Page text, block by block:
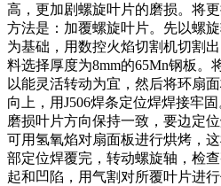
高，更加剧螺旋叶片的磨损。将
方法是：加覆螺旋叶片。先以螺
为基础，用数控火焰切割机切割
料选择厚度为8mm的65Mn钢板。
以能灵活转动为宜，然后将环扇
向上，用J506焊条定位焊焊接牢
磨损叶片方向保持一致，要边定
可用氢氧焰对扇面板进行烘烤，
部定位焊覆完，转动螺旋轴，检
起和凹陷，用气割对所覆叶片进